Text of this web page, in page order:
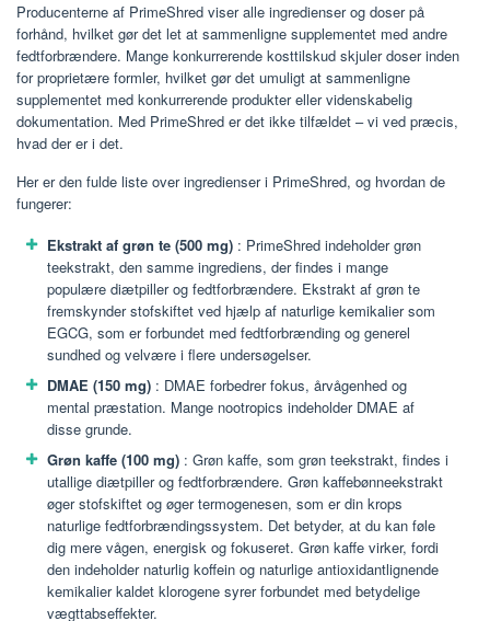
Producenterne af PrimeShred viser alle ingredienser og doser på
forhånd, hvilket gør det let at sammenligne supplementet med andre
fedtforbrændere. Mange konkurrerende kosttilskud skjuler doser inden
for proprietære formler, hvilket gør det umuligt at sammenligne
supplementet med konkurrerende produkter eller videnskabelig
dokumentation. Med PrimeShred er det ikke tilfældet – vi ved præcis,
hvad der er i det.
Her er den fulde liste over ingredienser i PrimeShred, og hvordan de
fungerer:
Ekstrakt af grøn te (500 mg) : PrimeShred indeholder grøn
teekstrakt, den samme ingrediens, der findes i mange
populære diætpiller og fedtforbrændere. Ekstrakt af grøn te
fremskynder stofskiftet ved hjælp af naturlige kemikalier som
EGCG, som er forbundet med fedtforbrænding og generel
sundhed og velvære i flere undersøgelser.
DMAE (150 mg) : DMAE forbedrer fokus, årvågenhed og
mental præstation. Mange nootropics indeholder DMAE af
disse grunde.
Grøn kaffe (100 mg) : Grøn kaffe, som grøn teekstrakt, findes i
utallige diætpiller og fedtforbrændere. Grøn kaffebønneekstrakt
øger stofskiftet og øger termogenesen, som er din krops
naturlige fedtforbrændingssystem. Det betyder, at du kan føle
dig mere vågen, energisk og fokuseret. Grøn kaffe virker, fordi
den indeholder naturlig koffein og naturlige antioxidantlignende
kemikalier kaldet klorogene syrer forbundet med betydelige
vægttabseffekter.